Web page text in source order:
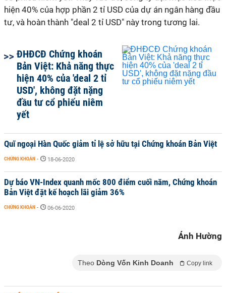
hiện 40% của hợp phần 2 tỉ USD của dự án ngân hàng đầu
tư, và hoàn thành "deal 2 tỉ USD" này trong tương lai.
ĐHĐCĐ Chứng khoán
Bản Việt: Khả năng thực
hiện 40% của 'deal 2 tỉ
USD', không đặt nặng
đầu tư cổ phiếu niêm
yết
Quĩ ngoại Hàn Quốc giảm tỉ lệ sở hữu tại Chứng khoán Bản Việt
CHỨNG KHOÁN - 18-06-2020
Dự báo VN-Index quanh mốc 800 điểm cuối năm, Chứng khoán
Bản Việt đặt kế hoạch lãi giảm 36%
CHỨNG KHOÁN - 06-06-2020
Ánh Hường
Theo Dòng Vốn Kinh Doanh Copy link